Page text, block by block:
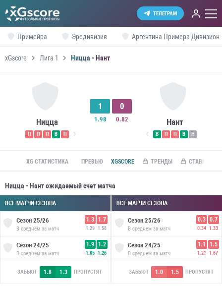
ТЕЛЕГРАМ
Примейра Эредивизия Аргентина Примера Дивизион
xGscore Лига 1 Ницца - Нант
Ницца
П П П В П
1
1.98
0
0.82 Нант
В П П В Н
XG СТАТИСТИКА ПРЕВЬЮ XGSCORE ТРЕНДЫ СТАВКИ ПО
Ницца - Нант ожидаемый счет матча
ВСЕ МАТЧИ СЕЗОНА
Сезон 25/26
В среднем за матч
1.3
1.29
1.7
1.58
Сезон 24/25
В среднем за матч
1.9
1.85
1.2
1.26
ЗАБЬЮТ 1.8 1.3 ПРОПУСТЯТ
ВСЕ МАТЧИ СЕЗОНА
Сезон 25/26
В среднем за матч
0.3
0.34
0.7
1.33
Сезон 24/25
В среднем за матч
1.1
1.21
1.5
1.67
ЗАБЬЮТ 1.0 1.5 ПРОПУСТЯТ